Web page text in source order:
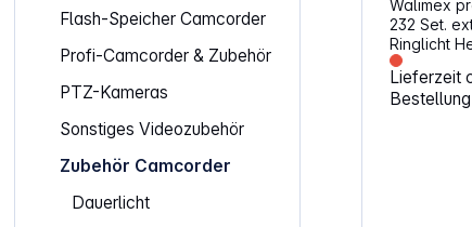
Flash-Speicher Camcorder
Profi-Camcorder & Zubehör
PTZ-Kameras
Sonstiges Videozubehör
Zubehör Camcorder
Dauerlicht
Walimex
232 Set. extrem leistungsstarkes
Ringlicht Helligkeit stufenlos
regulierbar
LEDs bei
Lieferzeit
Bestellung